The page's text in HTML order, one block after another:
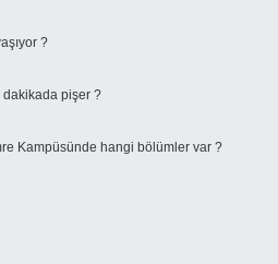
?
dakikada pişer ?
Kampüsünde hangi bölümler var ?